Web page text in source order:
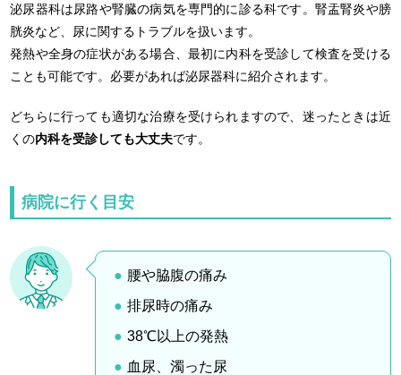
泌尿器科は尿路や腎臓の病気を専門的に診る科です。腎盂腎炎や膀
胱炎など、尿に関するトラブルを扱います。
発熱や全身の症状がある場合、最初に内科を受診して検査を受ける
ことも可能です。必要があれば泌尿器科に紹介されます。
どちらに行っても適切な治療を受けられますので、迷ったときは近
くの内科を受診しても大丈夫です。
病院に行く目安
腰や脇腹の痛み
排尿時の痛み
38℃以上の発熱
血尿、濁った尿